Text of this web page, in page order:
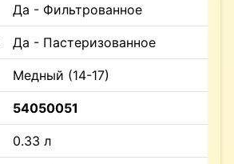
Да - Фильтрованное
Да - Пастеризованное
Медный (14-17)
54050051
0.33 л